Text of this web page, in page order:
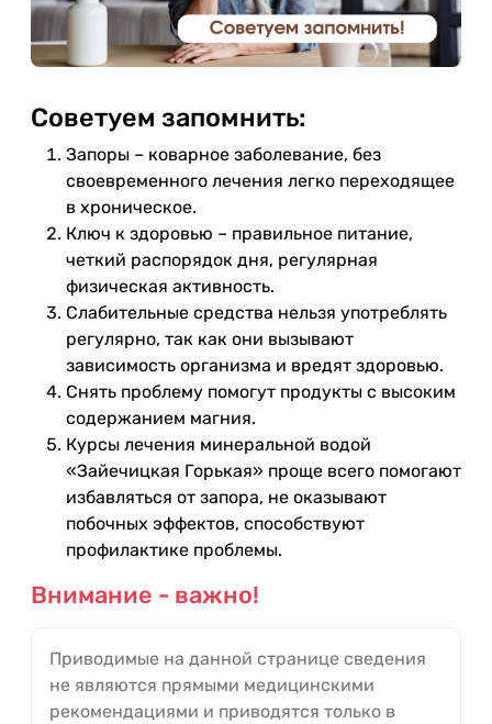
Советуем запомнить:
Запоры – коварное заболевание, без
своевременного лечения легко переходящее
в хроническое.
Ключ к здоровью – правильное питание,
четкий распорядок дня, регулярная
физическая активность.
Слабительные средства нельзя употреблять
регулярно, так как они вызывают
зависимость организма и вредят здоровью.
Снять проблему помогут продукты с высоким
содержанием магния.
Курсы лечения минеральной водой
«Зайечицкая Горькая» проще всего помогают
избавляться от запора, не оказывают
побочных эффектов, способствуют
профилактике проблемы.
Внимание - важно!
Приводимые на данной странице сведения
не являются прямыми медицинскими
рекомендациями и приводятся только в